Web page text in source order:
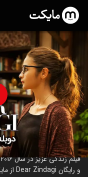
فیلم هندی زندگی
۳۰۴ 82% ۷.۴
ساخت هند سال 2016
رده
هندی
درام عاشقانه
درباره فیلم زندگی عزیز
و رایگان Dear Zindagi از مایکت با دوبله بدون نیاز به دانلود.